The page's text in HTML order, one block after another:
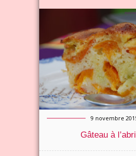
9 novembre
Gâteau à